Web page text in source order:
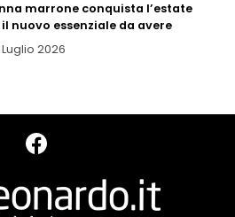
marrone conquista l’estate
il nuovo essenziale da avere
2026